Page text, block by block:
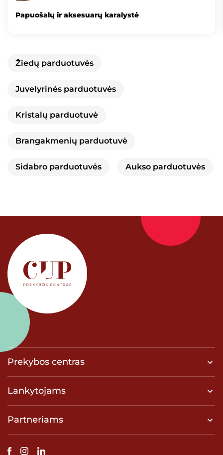
Papuošalų ir aksesuarų karalystė
Žiedų parduotuvės
Juvelyrinės parduotuvės
Kristalų parduotuvė
Brangakmenių parduotuvė
Sidabro parduotuvės Aukso parduotuvės
Prekybos centras
Lankytojams
Partneriams